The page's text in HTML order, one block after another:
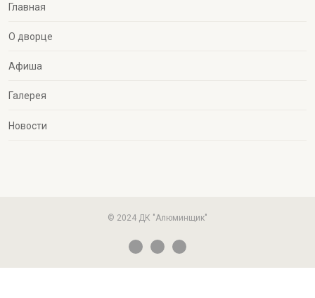
Главная
О дворце
Афиша
Галерея
Новости
© 2024 ДК "Алюминщик"